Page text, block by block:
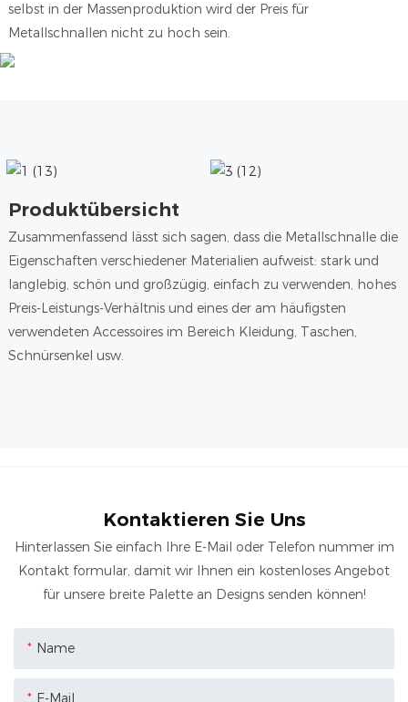
selbst in der Massenproduktion wird der Preis für
Metallschnallen nicht zu hoch sein.
Produktübersicht
Zusammenfassend lässt sich sagen, dass die Metallschnalle die
Eigenschaften verschiedener Materialien aufweist: stark und
langlebig, schön und großzügig, einfach zu verwenden, hohes
Preis-Leistungs-Verhältnis und eines der am häufigsten
verwendeten Accessoires im Bereich Kleidung, Taschen,
Schnürsenkel usw.
Kontaktieren Sie Uns
Hinterlassen Sie einfach Ihre E-Mail oder Telefon nummer im
Kontakt formular, damit wir Ihnen ein kostenloses Angebot
für unsere breite Palette an Designs senden können!
Name
E-Mail